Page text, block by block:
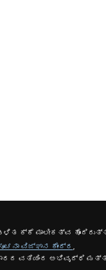
ಕ್ಕೆ ಮಾಲೀಕತ್ವ
ವಿಜ್ಞಾನ ಕೇಂದ್ರ ,
ವತಿಯಿಂದ ಅಭಿವೃದ್ಧಿ